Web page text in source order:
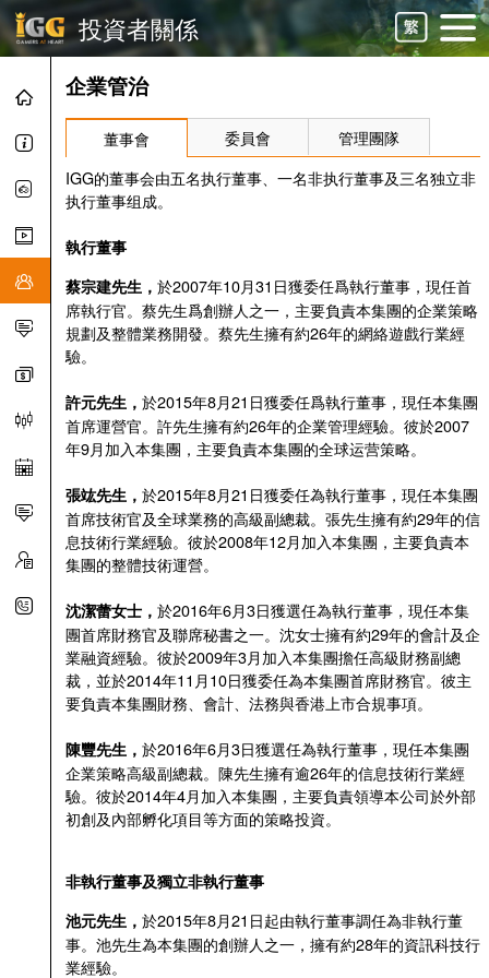
投資者關係
企業管治
董事會 委員會 管理團隊
IGG的董事会由五名执行董事、一名非执行董事及三名独立非
执行董事组成。
執行董事
蔡宗建先生 ， 於2007年10月31日獲委任爲執行董事，現任首
席執行官。蔡先生爲創辦人之一，主要負責本集團的企業策略
規劃及整體業務開發。蔡先生擁有約26年的網絡遊戲行業經
驗。
許元先生 ， 於2015年8月21日獲委任爲執行董事，現任本集團
首席運營官。許先生擁有約26年的企業管理經驗。彼於2007
年9月加入本集團，主要負責本集團的全球运营策略。
張竑先生 ， 於2015年8月21日獲委任為執行董事，現任本集團
首席技術官及全球業務的高級副總裁。張先生擁有約29年的信
息技術行業經驗。彼於2008年12月加入本集團，主要負責本
集團的整體技術運營。
沈潔蕾女士 ， 於2016年6月3日獲選任為執行董事，現任本集
團首席財務官及聯席秘書之一。沈女士擁有約29年的會計及企
業融資經驗。彼於2009年3月加入本集團擔任高級財務副總
裁，並於2014年11月10日獲委任為本集團首席財務官。彼主
要負責本集團財務、會計、法務與香港上市合規事項。
陳豐先生 ， 於2016年6月3日獲選任為執行董事，現任本集團
企業策略高級副總裁。陳先生擁有逾26年的信息技術行業經
驗。彼於2014年4月加入本集團，主要負責領導本公司於外部
初創及內部孵化項目等方面的策略投資。
非執行董事及獨立非執行董事
池元先生 ， 於2015年8月21日起由執行董事調任為非執行董
事。池先生為本集團的創辦人之一，擁有約28年的資訊科技行
業經驗。